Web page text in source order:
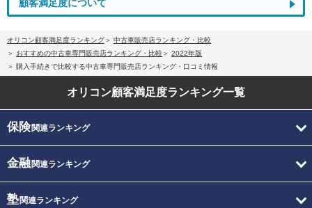
顧客満足度について
オリコン顧客満足度ランキング
中古車販売店ランキング・比較
おすすめの中古車専門販売店ランキング・比較
2022年版
購入手続きで比較する中古車専門販売店ランキング・口コミ情報
オリコン顧客満足度ランキング一覧
保険関連ランキング
金融関連ランキング
塾関連ランキング